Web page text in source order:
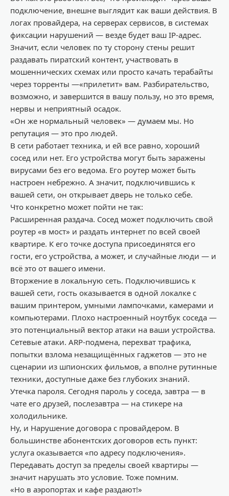
подключение, внешне выглядит как ваши действия. В
логах провайдера, на серверах сервисов, в системах
фиксации нарушений — везде будет ваш IP-адрес.
Значит, если человек по ту сторону стены решит
раздавать пиратский контент, участвовать в
мошеннических схемах или просто качать терабайты
через торренты —«прилетит» вам. Разбирательство,
возможно, и завершится в вашу пользу, но это время,
нервы и неприятный осадок.
«Он же нормальный человек» — думаем мы. Но
репутация — это про людей.
В сети работает техника, и ей все равно, хороший
сосед или нет. Его устройства могут быть заражены
вирусами без его ведома. Его роутер может быть
настроен небрежно. А значит, подключившись к
вашей сети, он открывает дверь не только себе.
Что конкретно может пойти не так:
Расширенная раздача. Сосед может подключить свой
роутер «в мост» и раздать интернет по всей своей
квартире. К его точке доступа присоединятся его
гости, его устройства, а может, и случайные люди — и
всё это от вашего имени.
Вторжение в локальную сеть. Подключившись к
вашей сети, гость оказывается в одной локалке с
вашим принтером, умными лампочками, камерами и
компьютерами. Плохо настроенный ноутбук соседа —
это потенциальный вектор атаки на ваши устройства.
Сетевые атаки. ARP-подмена, перехват трафика,
попытки взлома незащищённых гаджетов — это не
сценарии из шпионских фильмов, а вполне рутинные
техники, доступные даже без глубоких знаний.
Утечка пароля. Сегодня пароль у соседа, завтра — в
чате его друзей, послезавтра — на стикере на
холодильнике.
Ну, и Нарушение договора с провайдером. В
большинстве абонентских договоров есть пункт:
услуга оказывается «по адресу подключения».
Передавать доступ за пределы своей квартиры —
значит нарушать это условие. Тоже помним.
«Но в аэропортах и кафе раздают!»